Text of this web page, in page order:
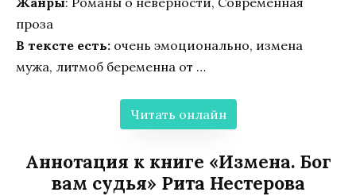
проза
В тексте есть: очень эмоционально, измена
мужа, литмоб беременна от …
Читать онлайн
Аннотация к книге «Измена. Бог
вам судья» Рита Нестерова